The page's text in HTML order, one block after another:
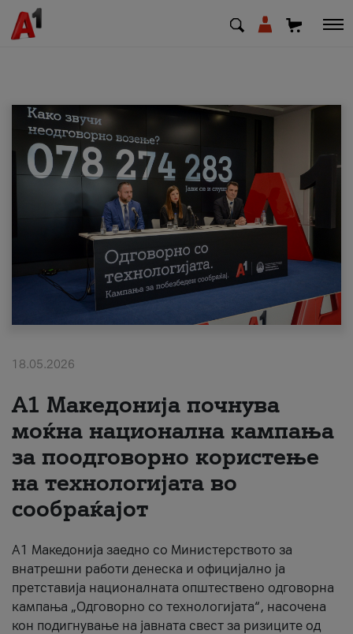
МК EN SQ
Деловни
Поддршка
Надополни кредит
#ПодобарОнлајн
18.05.2026
A1 Македонија почнува
моќна национална кампања
за поодговорно користење
на технологијата во
сообраќајот
A1 Македонија заедно со Министерството за
внатрешни работи денеска и официјално ја
претставија националната општествено одговорна
кампања „Одговорно со технологијата“, насочена
кон подигнување на јавната свест за ризиците од